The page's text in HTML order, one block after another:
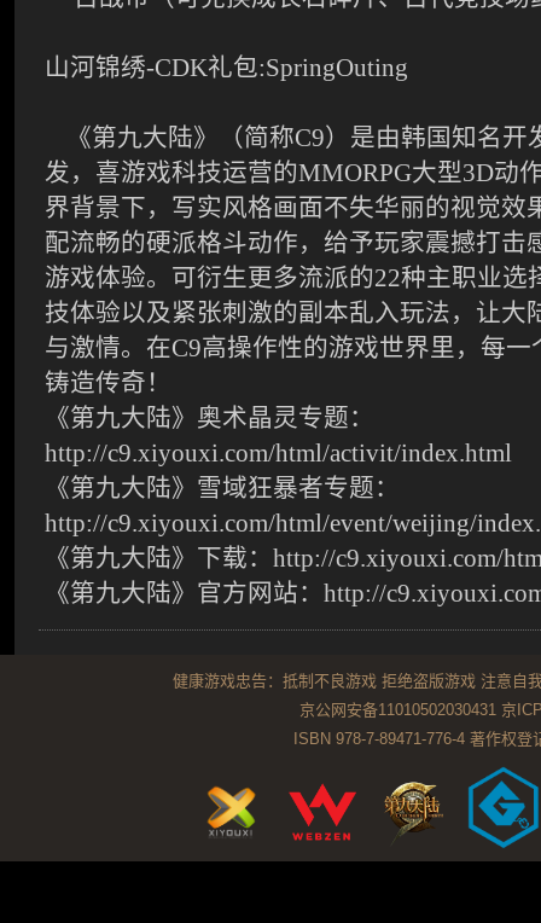
山河锦绣-CDK礼包:SpringOuting
《第九大陆》（简称C9）是由韩国知名开
发，喜游戏科技运营的MMORPG大型3D动
界背景下，写实风格画面不失华丽的视觉效
配流畅的硬派格斗动作，给予玩家震撼打击
游戏体验。可衍生更多流派的22种主职业选
技体验以及紧张刺激的副本乱入玩法，让大
与激情。在C9高操作性的游戏世界里，每
铸造传奇！
《第九大陆》奥术晶灵专题：
http://c9.xiyouxi.com/html/activit/index.html
《第九大陆》雪域狂暴者专题：
http://c9.xiyouxi.com/html/event/weijing/
《第九大陆》下载： http://c9.xiyouxi.com/
《第九大陆》官方网站： http://
健康游戏忠告：抵制不良游戏 拒绝盗版游戏 注意自
京公网安备11010502030431 京
ISBN 978-7-89471-776-4 著作权